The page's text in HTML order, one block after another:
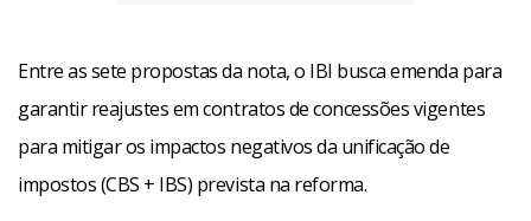
Entre as sete propostas da nota, o IBI busca emenda para
garantir reajustes em contratos de concessões vigentes
para mitigar os impactos negativos da unificação de
impostos (CBS + IBS) prevista na reforma.